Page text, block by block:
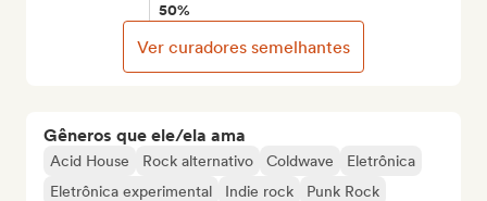
Gêneros que ele/ela ama
Acid House Rock alternativo Coldwave
Eletrônica
Eletrônica experimental
Indie rock
Punk Rock
50%
Ver curadores semelhantes